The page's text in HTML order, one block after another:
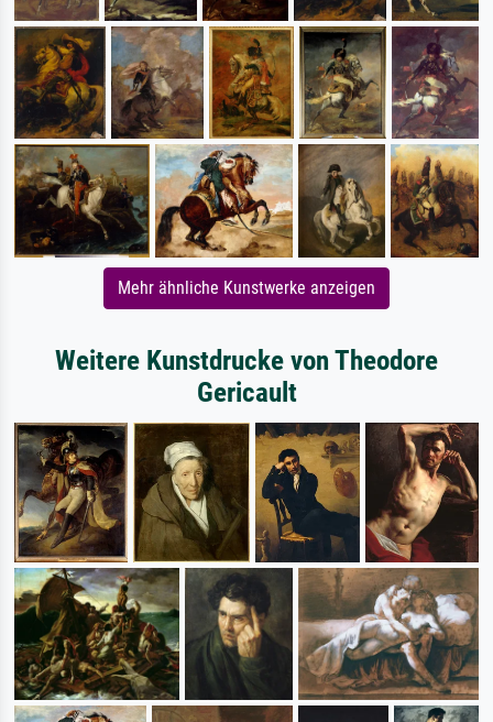
Mehr ähnliche Kunstwerke anzeigen
Weitere Kunstdrucke von Theodore
Gericault